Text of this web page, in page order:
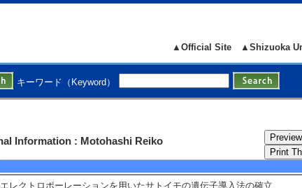
▲Shizuoka
▲Official Site
キーワード（Keyword）
Information : Motohashi Reiko
Mahiro2, Tomiyasu Miku2, Chikako Fukazawa3, Reiko
9/18） invited
会４2回大会 （2025/9/7） other
レクトロポーレーションを用いたサトイモの遺伝子導入法の確立